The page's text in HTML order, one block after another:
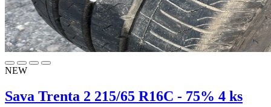
NEW
Sava Trenta 2 215/65 R16C - 75% 4 ks